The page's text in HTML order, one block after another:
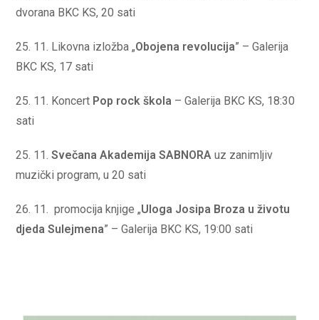
dvorana BKC KS, 20 sati
25. 11. Likovna izložba „Obojena revolucija” – Galerija
BKC KS, 17 sati
25. 11. Koncert Pop rock škola – Galerija BKC KS, 18:30
sati
25. 11.Svečana Akademija SABNORA uz zanimljiv
muzički program, u 20 sati
26. 11. promocija knjige „Uloga Josipa Broza u životu
djeda Sulejmena” – Galerija BKC KS, 19:00 sati